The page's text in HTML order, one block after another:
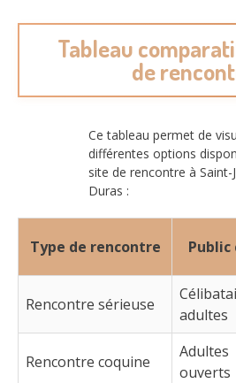
Tableau
de
Ce tableau permet de
différentes options
site de rencontre à Saint-
Duras :
Type de rencontre Public
Rencontre sérieuse
adultes
Rencontre coquine
Adultes
ouverts